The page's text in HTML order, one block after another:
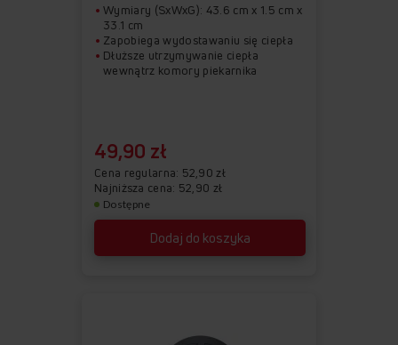
Dodaj do koszyka
Wymiary (SxWxG): 43.6 cm x 1.5 cm x
33.1 cm
Zapobiega wydostawaniu się ciepła
Dłuższe utrzymywanie ciepła
wewnątrz komory piekarnika
49,90 zł
Cena regularna 52,90 zł
Najniższa cena: 52,90 zł
Dostępne